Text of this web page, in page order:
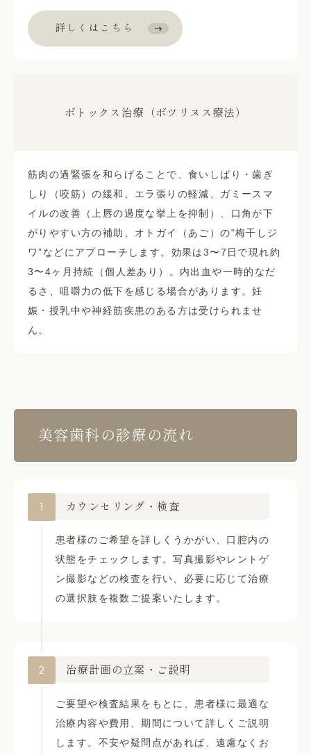
詳しくはこちら
ボトックス治療（ボツリヌス療法）
筋肉の過緊張を和らげることで、食いしばり・歯ぎ
しり（咬筋）の緩和、エラ張りの軽減、ガミースマ
イルの改善（上唇の過度な挙上を抑制）、口角が下
がりやすい方の補助、オトガイ（あご）の“梅干しジ
ワ”などにアプローチします。効果は3〜7日で現れ約
3〜4ヶ月持続（個人差あり）。内出血や一時的なだ
るさ、咀嚼力の低下を感じる場合があります。妊
娠・授乳中や神経筋疾患のある方は受けられませ
ん。
美容歯科の診療の流れ
1 カウンセリング・検査
患者様のご希望を詳しくうかがい、口腔内の
状態をチェックします。写真撮影やレントゲ
ン撮影などの検査を行い、必要に応じて治療
の選択肢を複数ご提案いたします。
2 治療計画の立案・ご説明
ご要望や検査結果をもとに、患者様に最適な
治療内容や費用、期間について詳しくご説明
します。不安や疑問点があれば、遠慮なくお